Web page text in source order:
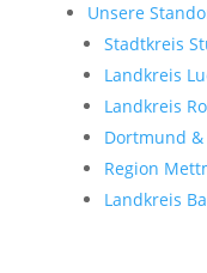
Unsere
Stadtkreis
Landkreis
Landkreis
Dortmund
Region
Landkreis